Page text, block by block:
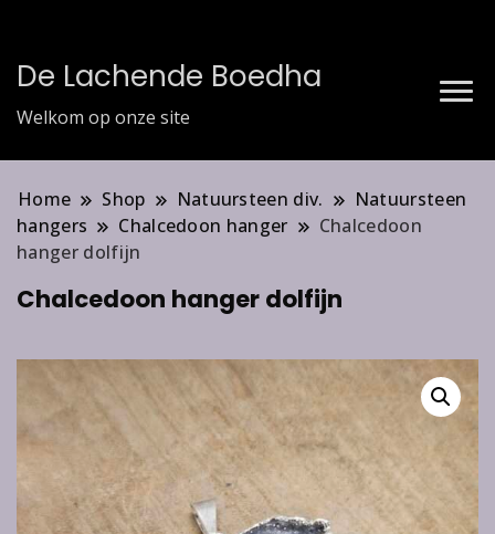
De Lachende Boedha
Welkom op onze site
Home Shop Natuursteen div.
Natuursteen
hangers
Chalcedoon hanger
Chalcedoon
hanger dolfijn
Chalcedoon hanger dolfijn